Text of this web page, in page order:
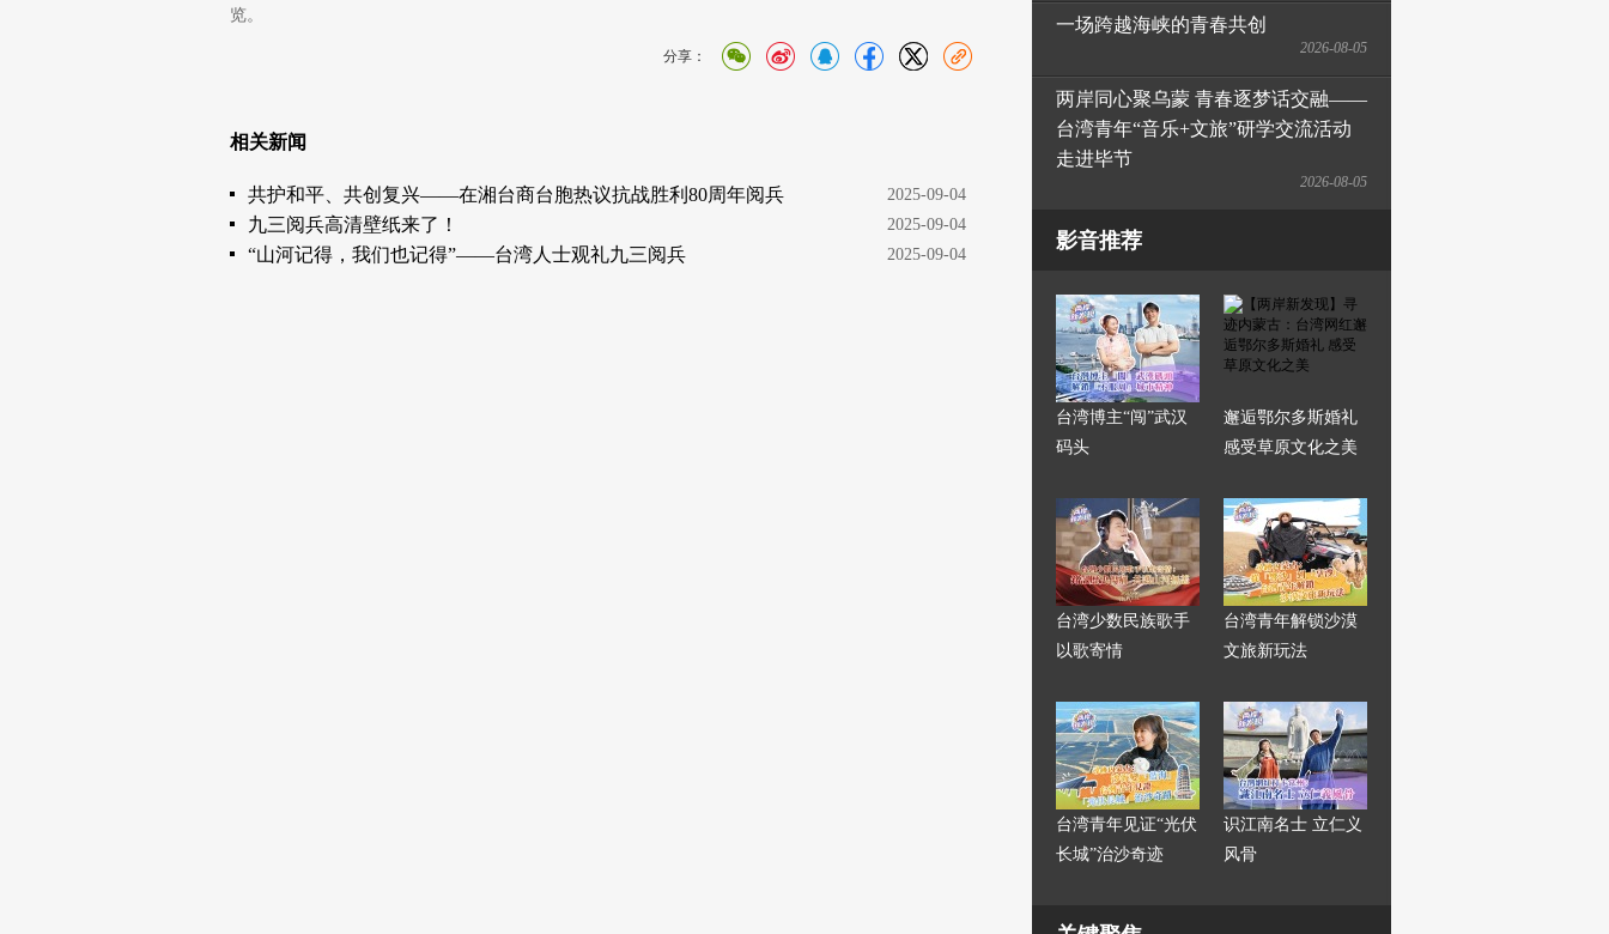
览。
分享：
相关新闻
2025-09-04
共护和平、共创复兴——在湘台商台胞热议抗战胜利80周年阅兵
2025-09-04
九三阅兵高清壁纸来了！
2025-09-04
“山河记得，我们也记得”——台湾人士观礼九三阅兵
一场跨越海峡的青春共创
2026-08-05
两岸同心聚乌蒙 青春逐梦话交融——
台湾青年“音乐+文旅”研学交流活动
走进毕节
2026-08-05
影音推荐
台湾博主“闯”武汉
码头
邂逅鄂尔多斯婚礼
感受草原文化之美
台湾少数民族歌手
以歌寄情
台湾青年解锁沙漠
文旅新玩法
台湾青年见证“光伏
长城”治沙奇迹
识江南名士 立仁义
风骨